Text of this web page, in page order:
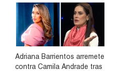
Adriana Barrientos arremete
contra Camila Andrade tras